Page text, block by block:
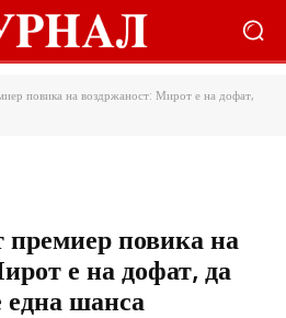
повика на воздржаност: Мирот е на дофат,
повика на
е на дофат, да
шанса